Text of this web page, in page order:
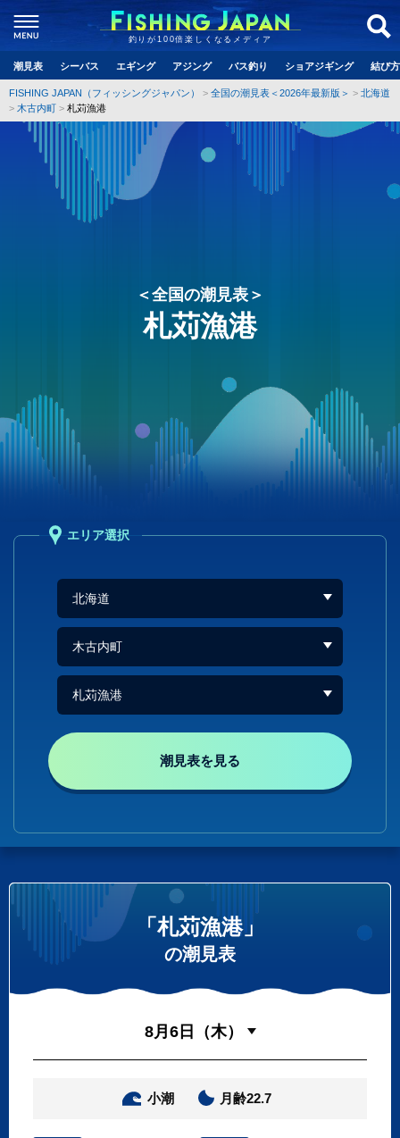
釣りが100倍楽しくなるメディア
潮見表 シーバス エギング アジング バス釣り ショアジギング 結び
FISHING JAPAN（フィッシングジャパン） 全国の潮見表＜2026年最新版＞
北海道
木古内町
札苅漁港
＜全国の潮見表＞
札苅漁港
エリア選択
潮見表を見る
「札苅漁港」
の潮見表
小潮 月齢22.7